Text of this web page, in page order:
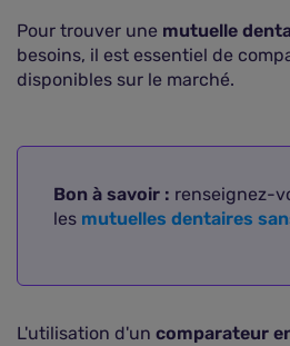
Pour trouver une mutuelle
besoins, il est essentiel de
disponibles sur le marché.
Bon à savoir : renseignez-
les mutuelles dentaires
L'utilisation d'un comparateur